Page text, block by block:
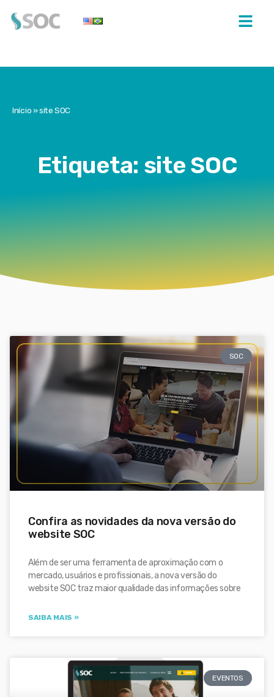
Início»site SOC
Etiqueta: site SOC
SOC
Confira as novidades da nova versão do
website SOC
Além de ser uma ferramenta de aproximação com o
mercado, usuários e profissionais, a nova versão do
website SOC traz maior qualidade das informações sobre
SAIBA MAIS »
EVENTOS